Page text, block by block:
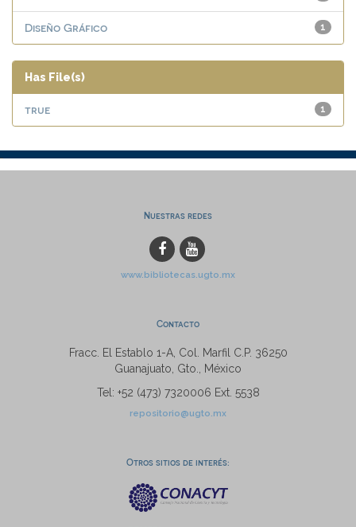
1
Diseño Gráfico
Has File(s)
1
true
Nuestras redes
www.bibliotecas.ugto.mx
Contacto
Fracc. El Establo 1-A, Col. Marfil C.P. 36250
Guanajuato, Gto., México
Tel: +52 (473) 7320006 Ext. 5538
repositorio@ugto.mx
Otros sitios de interés: